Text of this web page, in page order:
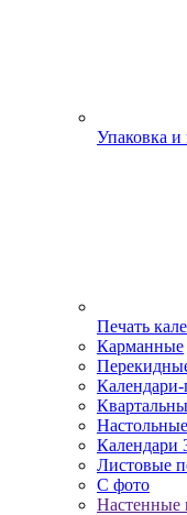
Упаковка и
Печать
Карманные
Календари
Листовые
С фото
Настенные